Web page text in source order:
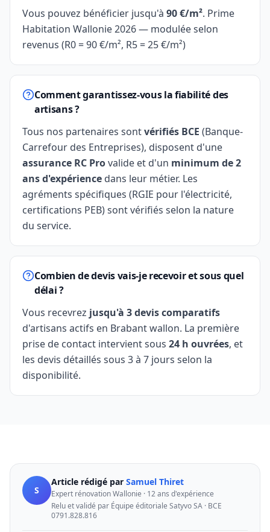
Vous pouvez bénéficier jusqu'à 90 €/m². Prime
Habitation Wallonie 2026 — modulée selon
revenus (R0 = 90 €/m², R5 = 25 €/m²)
Comment garantissez-vous la fiabilité des
artisans ?
Tous nos partenaires sontvérifiés BCE (Banque-
Carrefour des Entreprises), disposent d'une
assurance RC Provalide et d'un minimum de 2
ans d'expérience dans leur métier. Les
agréments spécifiques (RGIE pour l'électricité,
certifications PEB) sont vérifiés selon la nature
du service.
Combien de devis vais-je recevoir et sous quel
délai ?
Vous recevrez jusqu'à 3 devis comparatifs
d'artisans actifs en Brabant wallon. La première
prise de contact intervient sous 24 h ouvrées, et
les devis détaillés sous 3 à 7 jours selon la
disponibilité.
S
Article rédigé par Samuel Thiret
Expert rénovation Wallonie · 12 ans d'expérience
Relu et validé par Équipe éditoriale Satyvo SA · BCE
0791.828.816